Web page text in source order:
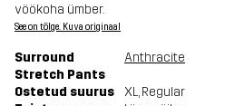
vöökoha ümber.
See on tõlge. Kuva originaal
Surround
Stretch Pants
Anthracite
Ostetud suurus XL, Regular